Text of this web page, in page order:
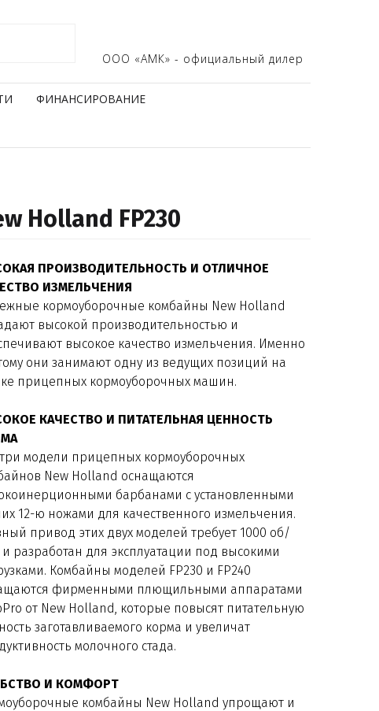
ООО «АМК» - официальный дилер
ФИНАНСИРОВАНИЕ
Holland FP230
ПРОИЗВОДИТЕЛЬНОСТЬ И ОТЛИЧНОЕ
ИЗМЕЛЬЧЕНИЯ
кормоуборочные комбайны New Holland
высокой производительностью и
высокое качество измельчения. Именно
они занимают одну из ведущих позиций на
прицепных кормоуборочных машин.
КАЧЕСТВО И ПИТАТЕЛЬНАЯ ЦЕННОСТЬ
модели прицепных кормоуборочных
New Holland оснащаются
барбанами с установленными
12-ю ножами для качественного измельчения.
привод этих двух моделей требует 1000 об/
разработан для эксплуатации под высокими
Комбайны моделей FP230 и FP240
фирменными плющильными аппаратами
от New Holland, которые повысят питательную
заготавливаемого корма и увеличат
молочного стада.
И КОМФОРТ
комбайны New Holland упрощают и